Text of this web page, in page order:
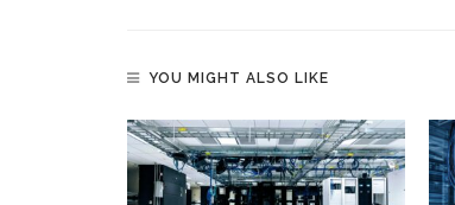
YOU MIGHT ALSO LIKE